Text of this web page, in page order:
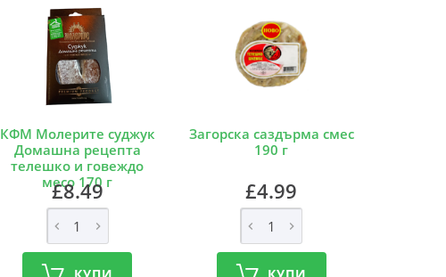
КФМ Молерите суджук
Домашна рецепта
телешко и говеждо
месо 170 г
£8.49
Загорска саздърма смес
190 г
£4.99